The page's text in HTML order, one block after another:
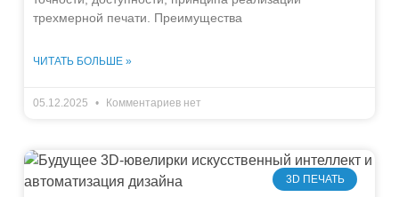
трехмерной печати. Преимущества
ЧИТАТЬ БОЛЬШЕ »
05.12.2025 Комментариев нет
3D ПЕЧАТЬ